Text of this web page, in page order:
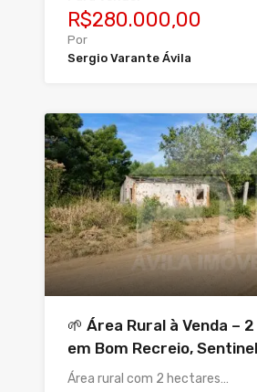
R$280.000,00
Por
Sergio Varante Ávila
🌱 Área Rural à Venda –
em Bom Recreio,
Área rural com 2 hectares…